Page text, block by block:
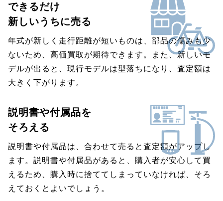
できるだけ
新しいうちに売る
年式が新しく走行距離が短いものは、部品の傷みも少
ないため、高価買取が期待できます。また、新しいモ
デルが出ると、現行モデルは型落ちになり、査定額は
大きく下がります。
説明書や付属品を
そろえる
説明書や付属品は、合わせて売ると査定額がアップし
ます。説明書や付属品があると、購入者が安心して買
えるため、購入時に捨ててしまっていなければ、そろ
えておくとよいでしょう。